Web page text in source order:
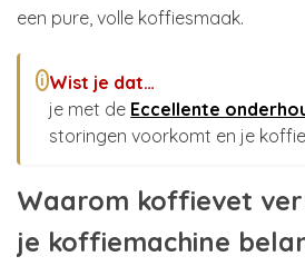
een pure, volle koffiesmaak.
i Wist je dat…
je met de Eccellente
storingen voorkomt en je
Waarom koffievet
je koffiemachine